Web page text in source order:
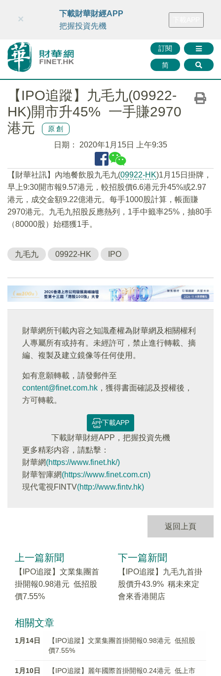
財華智庫網 FINTV FINMETA 財華證券 媒體矩陣
訂閱
简
×
下載財華財經APP
把握投資先機
【IPO追蹤】九毛九(09922-
HK)開市升45% 一手賺2970
港元
原創
日期： 2020年1月15日 上午9:35
【財華社訊】內地餐飲股九毛九(09922-HK)1月15日掛牌，
早上9:30開市報9.57港元，較招股價6.6港元升45%或2.97
港元，成交金額9.22億港元。每手1000股計算，帳面賺
2970港元。九毛九招股反應熱列，1手中籤率25%，抽80手
（80000股）始穩獲1手。
九毛九 09922-HK IPO
財華網所刊載內容之知識產權為財華網及相關權利
人專屬所有或持有。未經許可，禁止進行轉載、摘
編、複製及建立鏡像等任何使用。
如有意願轉載，請發郵件至
content@finet.com.hk ，獲得書面確認及授權後，
方可轉載。
下載APP
下載財華財經APP，把握投資先機
更多精彩内容，請點擊：
財華網(https://www.finet.hk/)
財華智庫網(https://www.finet.com.cn)
現代電視FINTV(http://www.fintv.hk)
返回上頁
上一篇新聞
【IPO追蹤】文業集團首
掛開報0.98港元 低招股
價7.55%
下一篇新聞
【IPO追蹤】九毛九首掛
股價升43.9% 稱未來定
會來香港開店
相關文章
1月14日
【IPO追蹤】文業集團首掛開報0.98港元 低招股
價7.55%
1月10日
【IPO追蹤】麗年國際首掛開報0.24港元 低上市